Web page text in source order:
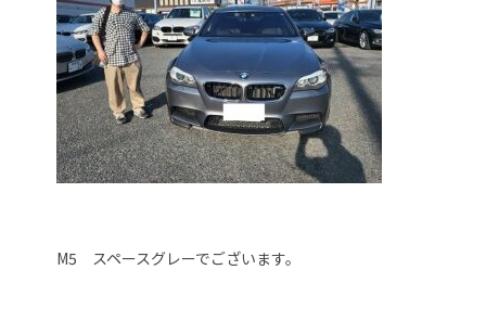
M5 スペースグレーでございます。